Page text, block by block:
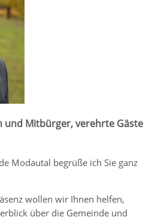
und Mitbürger, verehrte Gäste
Modautal begrüße ich Sie ganz
wollen wir Ihnen helfen,
über die Gemeinde und